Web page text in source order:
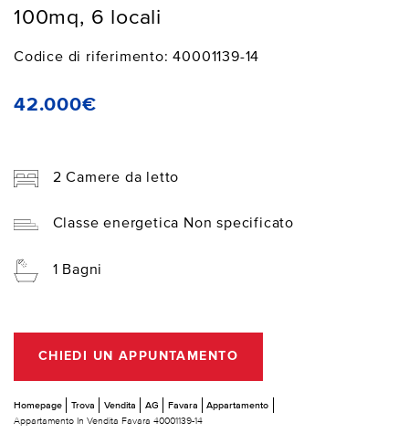
100mq, 6 locali
Codice di riferimento: 40001139-14
42.000€
2 Camere da letto
Classe energetica Non specificato
1 Bagni
CHIEDI UN APPUNTAMENTO
Homepage Trova Vendita AG Favara
Appartamento
Appartamento In Vendita Favara 40001139-14